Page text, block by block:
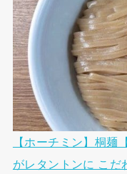
【ホーチミン】桐麺
がレタントンに こだ